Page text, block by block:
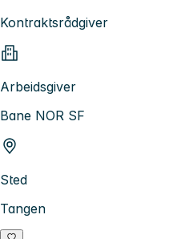
Kontraktsrådgiver
Arbeidsgiver
Bane NOR SF
Sted
Tangen